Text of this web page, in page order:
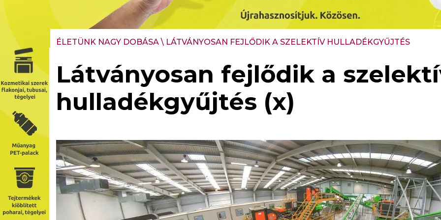
ÉLETÜNK NAGY DOBÁSA\ LÁTVÁNYOSAN FEJLŐDIK A SZELEKTÍV HULLADÉKGYŰJTÉS
Látványosan fejlődik a
hulladékgyűjtés (x)